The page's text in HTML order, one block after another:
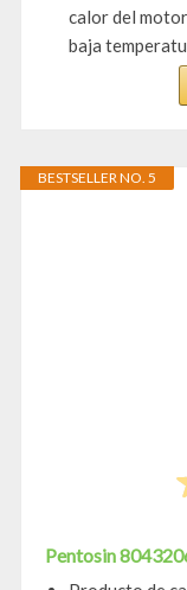
calor del
baja
BESTSELLER NO. 5
Pentosin